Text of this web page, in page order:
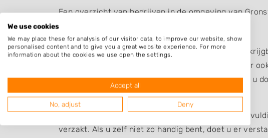
Een overzicht van bedrijven in de omgeving van
Schutting plaatsen
Er zijn veel verschillende soorten schuttingen
houten schutting en de hout beton schutting, maar
invloed op de sfeer en uitstraling van uw tuin, dus u
past.
Daarnaast is het belangrijk dat een schutting
verzakt. Als u zelf niet zo handig bent, doet u er
We use cookies
We may place these for analysis of our visitor data, to improve our website, show
personalised content and to give you a great website experience. For more
information about the cookies we use open the settings.
Accept all
No, adjust Deny